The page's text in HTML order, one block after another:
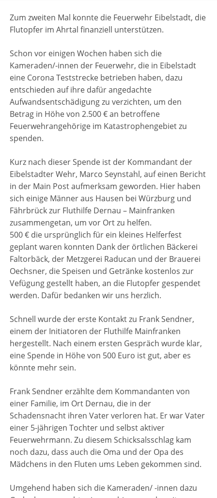
Zum zweiten Mal konnte die Feuerwehr Eibelstadt, die
Flutopfer im Ahrtal finanziell unterstützen.
Schon vor einigen Wochen haben sich die
Kameraden/-innen der Feuerwehr, die in Eibelstadt
eine Corona Teststrecke betrieben haben, dazu
entschieden auf ihre dafür angedachte
Aufwandsentschädigung zu verzichten, um den
Betrag in Höhe von 2.500 € an betroffene
Feuerwehrangehörige im Katastrophengebiet zu
spenden.
Kurz nach dieser Spende ist der Kommandant der
Eibelstadter Wehr, Marco Seynstahl, auf einen Bericht
in der Main Post aufmerksam geworden. Hier haben
sich einige Männer aus Hausen bei Würzburg und
Fährbrück zur Fluthilfe Dernau – Mainfranken
zusammengetan, um vor Ort zu helfen.
500 € die ursprünglich für ein kleines Helferfest
geplant waren konnten Dank der örtlichen Bäckerei
Faltorbäck, der Metzgerei Raducan und der Brauerei
Oechsner, die Speisen und Getränke kostenlos zur
Vefügung gestellt haben, an die Flutopfer gespendet
werden. Dafür bedanken wir uns herzlich.
Schnell wurde der erste Kontakt zu Frank Sendner,
einem der Initiatoren der Fluthilfe Mainfranken
hergestellt. Nach einem ersten Gespräch wurde klar,
eine Spende in Höhe von 500 Euro ist gut, aber es
könnte mehr sein.
Frank Sendner erzählte dem Kommandanten von
einer Familie, im Ort Dernau, die in der
Schadensnacht ihren Vater verloren hat. Er war Vater
einer 5-jährigen Tochter und selbst aktiver
Feuerwehrmann. Zu diesem Schicksalsschlag kam
noch dazu, dass auch die Oma und der Opa des
Mädchens in den Fluten ums Leben gekommen sind.
Umgehend haben sich die Kameraden/ -innen dazu